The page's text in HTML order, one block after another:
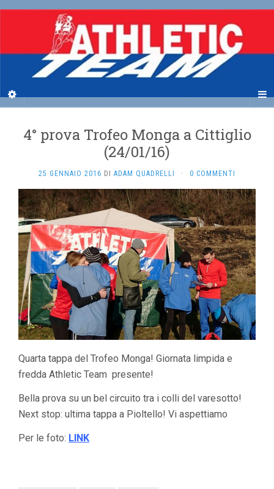
4° prova Trofeo Monga a Cittiglio
(24/01/16)
25 GENNAIO 2016 DI ADAM QUADRELLI · 0 COMMENTI
Quarta tappa del Trofeo Monga! Giornata limpida e
fredda Athletic Team presente!
Bella prova su un bel circuito tra i colli del varesotto!
Next stop: ultima tappa a Pioltello! Vi aspettiamo
Per le foto: LINK